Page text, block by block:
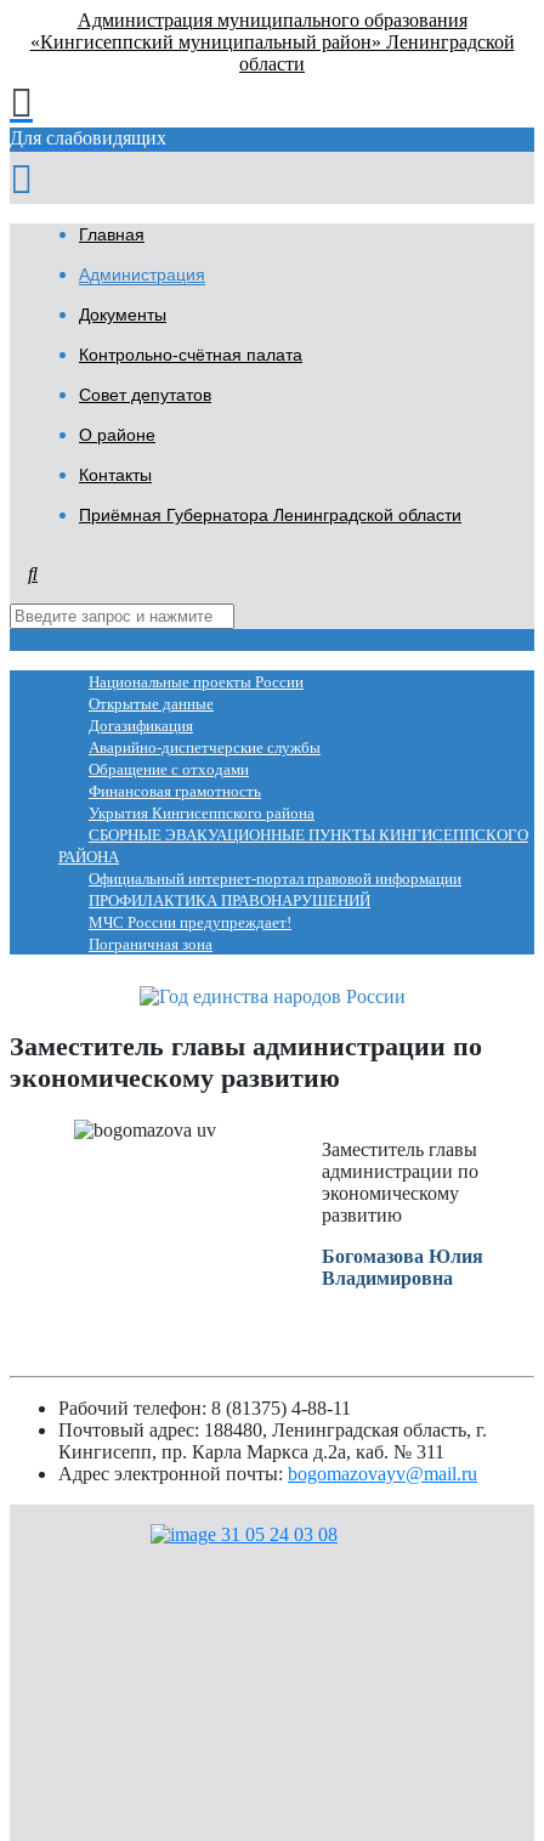
Администрация муниципального образования
«Кингисеппский муниципальный район» Ленинградской
области
Для слабовидящих
Главная
Администрация
Документы
Контрольно-счётная палата
Совет депутатов
О районе
Контакты
Приёмная Губернатора Ленинградской области
Национальные проекты России
Открытые данные
Догазификация
Аварийно-диспетчерские службы
Обращение с отходами
Финансовая грамотность
Укрытия Кингисеппского района
СБОРНЫЕ ЭВАКУАЦИОННЫЕ ПУНКТЫ КИНГИСЕППСКОГО
РАЙОНА
Официальный интернет-портал правовой информации
ПРОФИЛАКТИКА ПРАВОНАРУШЕНИЙ
МЧС России предупреждает!
Пограничная зона
Заместитель главы администрации по
экономическому развитию
Заместитель главы
администрации по
экономическому
развитию
Богомазова Юлия
Владимировна
Рабочий телефон: 8 (81375) 4-88-11
Почтовый адрес: 188480, Ленинградская область, г.
Кингисепп, пр. Карла Маркса д.2а, каб. № 311
Адрес электронной почты: bogomazovayv@mail.ru